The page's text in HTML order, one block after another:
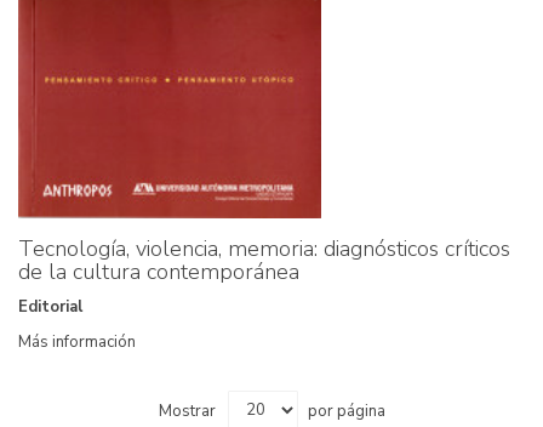
Tecnología, violencia, memoria: diagnósticos críticos
de la cultura contemporánea
Editorial
Más información
Mostrar por página